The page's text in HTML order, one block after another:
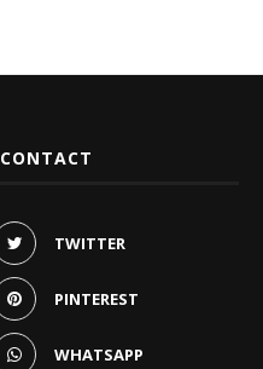
TWITTER
PINTEREST
WHATSAPP